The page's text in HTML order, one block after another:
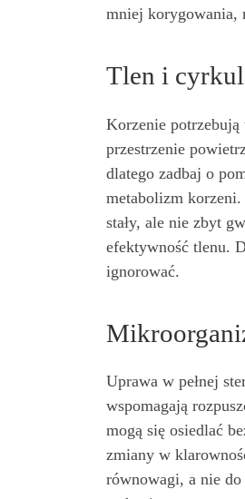
mniej korygowania,
Tlen i
Korzenie
przestrzenie
dlatego zadbaj o
metabolizm
stały, ale nie zbyt
efektywność tlenu.
ignorować.
Uprawa w pełnej
wspomagają
mogą się osiedlać
zmiany w
równowagi, a nie do